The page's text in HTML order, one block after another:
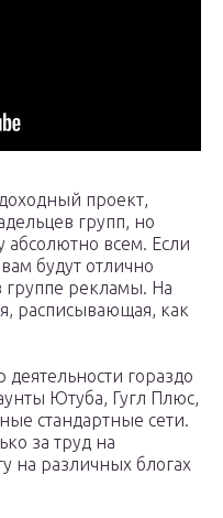
проект,
групп, но
абсолютно всем. Если
будут отлично
группе рекламы. На
расписывающая, как
деятельности гораздо
Ютуба, Гугл Плюс,
стандартные сети.
за труд на
на различных блогах